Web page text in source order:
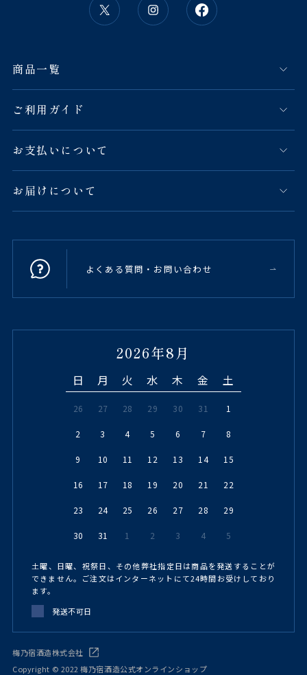
商品一覧
ご利用ガイド
お支払いについて
お届けについて
よくある質問・お問い合わせ
2026年8月
日 月 火 水 木 金 土
26 27 28 29 30 31 1
2 3 4 5 6 7 8
9 10 11 12 13 14 15
16 17 18 19 20 21 22
23 24 25 26 27 28 29
30 31 1 2 3 4 5
土曜、日曜、祝祭日、その他弊社指定日は商品を発送することが
できません。ご注文はインターネットにて24時間お受けしており
ます。
発送不可日
梅乃宿酒造株式会社
Copyright © 2022 梅乃宿酒造公式オンラインショップ